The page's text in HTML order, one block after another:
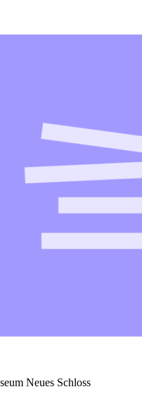
Neues Schloss